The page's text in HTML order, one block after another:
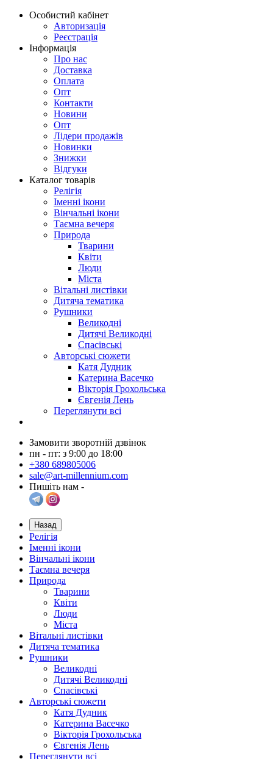
Особистий кабінет
Авторизація
Реєстрація
Інформація
Про нас
Доставка
Оплата
Опт
Контакти
Новини
Опт
Лідери продажів
Новинки
Знижки
Відгуки
Каталог товарів
Релігія
Іменні ікони
Вінчальні ікони
Таємна вечеря
Природа
Тварини
Квіти
Люди
Міста
Вітальні листівки
Дитяча тематика
Рушники
Великодні
Дитячі Великодні
Спасівські
Авторські сюжети
Катя Дудник
Катерина Васечко
Вікторія Грохольська
Євгенія Лень
Переглянути всі
Замовити зворотній дзвінок
пн - пт: з 9:00 до 18:00
+380 689805006
sale@art-millennium.com
Пишіть нам -
Назад
Релігія
Іменні ікони
Вінчальні ікони
Таємна вечеря
Природа
Тварини
Квіти
Люди
Міста
Вітальні листівки
Дитяча тематика
Рушники
Великодні
Дитячі Великодні
Спасівські
Авторські сюжети
Катя Дудник
Катерина Васечко
Вікторія Грохольська
Євгенія Лень
Переглянути всі